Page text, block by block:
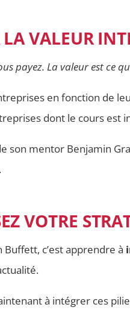
VALEUR
payez. La valeur est ce
en fonction de
dont le cours est
son mentor Benjamin
.
VOTRE
Buffett, c’est apprendre à
à intégrer ces